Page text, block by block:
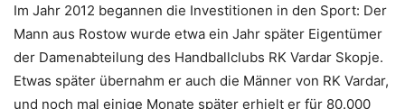
Im Jahr 2012 begannen die Investitionen in den Sport: Der
Mann aus Rostow wurde etwa ein Jahr später Eigentümer
der Damenabteilung des Handballclubs RK Vardar Skopje.
Etwas später übernahm er auch die Männer von RK Vardar,
und noch mal einige Monate später erhielt er für 80.000